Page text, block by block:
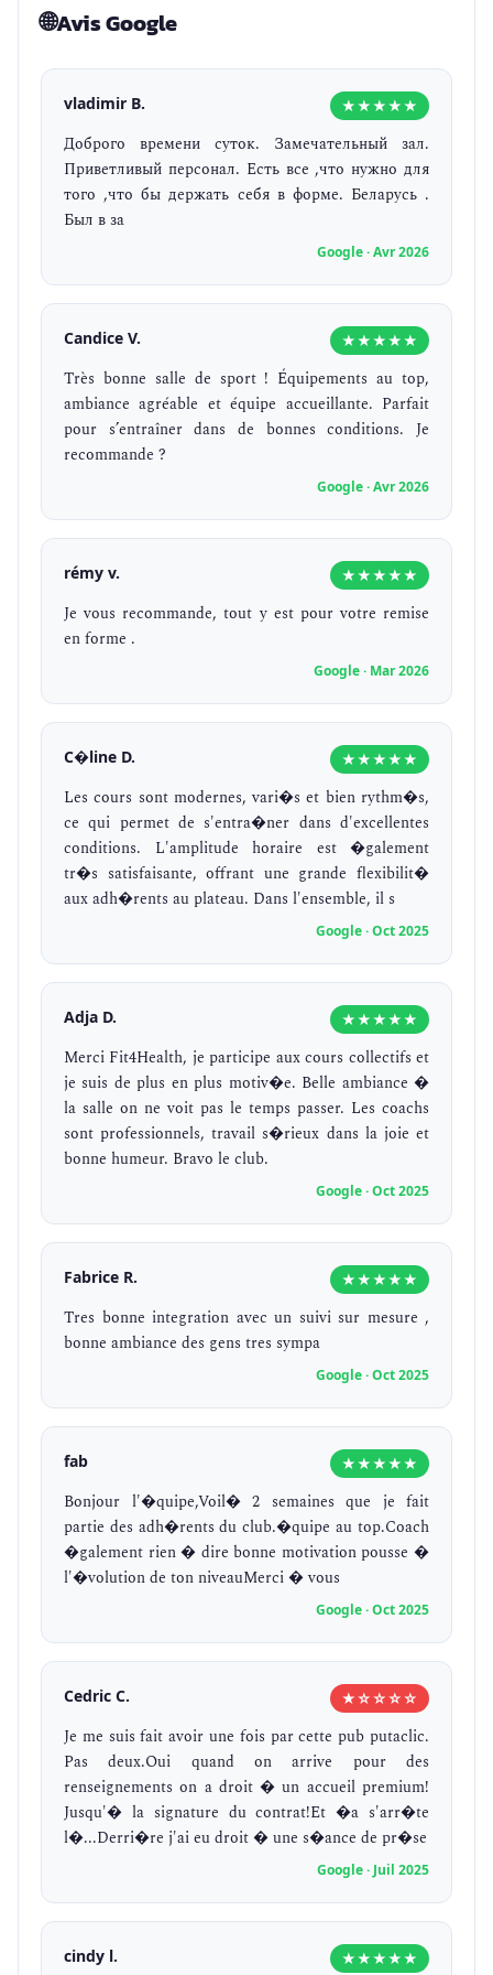
🌐Avis Google
vladimir B. ★★★★★
Доброго времени суток. Замечательный зал.
Приветливый персонал. Есть все ,что нужно для
того ,что бы держать себя в форме. Беларусь .
Был в за
Google · Avr 2026
Candice V. ★★★★★
Très bonne salle de sport ! Équipements au top,
ambiance agréable et équipe accueillante. Parfait
pour s’entraîner dans de bonnes conditions. Je
recommande ?
Google · Avr 2026
rémy v. ★★★★★
Je vous recommande, tout y est pour votre remise
en forme .
Google · Mar 2026
C�line D. ★★★★★
Les cours sont modernes, vari�s et bien rythm�s,
ce qui permet de s'entra�ner dans d'excellentes
conditions. L'amplitude horaire est �galement
tr�s satisfaisante, offrant une grande flexibilit�
aux adh�rents au plateau. Dans l'ensemble, il s
Google · Oct 2025
Adja D. ★★★★★
Merci Fit4Health, je participe aux cours collectifs et
je suis de plus en plus motiv�e. Belle ambiance �
la salle on ne voit pas le temps passer. Les coachs
sont professionnels, travail s�rieux dans la joie et
bonne humeur. Bravo le club.
Google · Oct 2025
Fabrice R. ★★★★★
Tres bonne integration avec un suivi sur mesure ,
bonne ambiance des gens tres sympa
Google · Oct 2025
fab ★★★★★
Bonjour l'�quipe,Voil� 2 semaines que je fait
partie des adh�rents du club.�quipe au top.Coach
�galement rien � dire bonne motivation pousse �
l'�volution de ton niveauMerci � vous
Google · Oct 2025
Cedric C. ★☆☆☆☆
Je me suis fait avoir une fois par cette pub putaclic.
Pas deux.Oui quand on arrive pour des
renseignements on a droit � un accueil premium!
Jusqu'� la signature du contrat!Et �a s'arr�te
l�...Derri�re j'ai eu droit � une s�ance de pr�se
Google · Juil 2025
cindy l. ★★★★★